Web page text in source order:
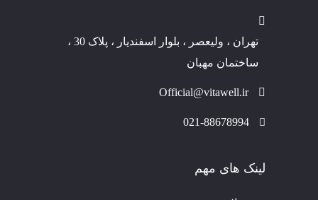
تهران ، ولیعصر ، بلوار اسفندیار ، پلاک 30 ،
ساختمان مهبان
Official@vitawell.ir
021-88678994
لینک های مهم